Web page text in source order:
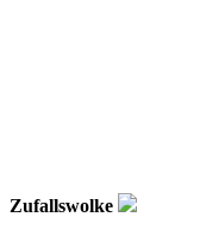
Zufallswolke